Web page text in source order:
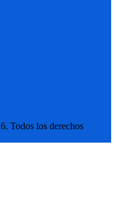
Todos los derechos